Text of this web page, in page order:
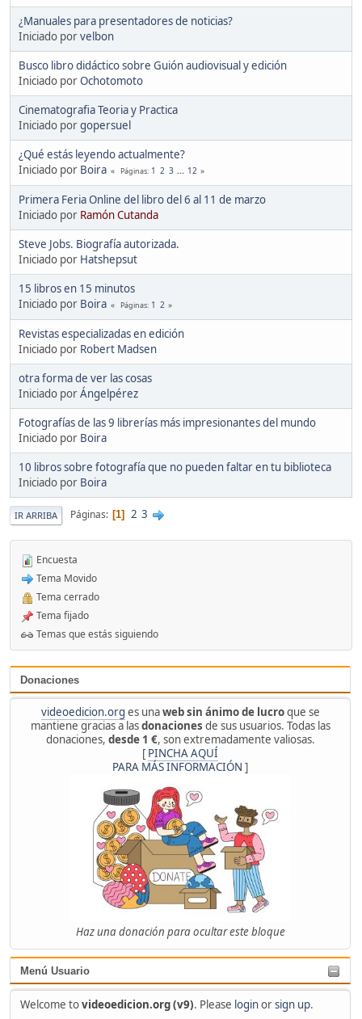
Donaciones
videoedicion.org es unaweb sin ánimo de lucroque se
mantiene gracias a lasdonaciones de sus usuarios. Todas las
donaciones, desde 1 €, son extremadamente valiosas.
[ PINCHA AQUÍ
PARA MÁS INFORMACIÓN ]
Haz una donación para ocultar este bloque
Menú Usuario
Welcome tovideoedicion.org (v9). Please loginorsign up.
¿Manuales para presentadores de noticias?
Iniciado porvelbon
Busco libro didáctico sobre Guión audiovisual y edición
Iniciado porOchotomoto
Cinematografia Teoria y Practica
Iniciado porgopersuel
¿Qué estás leyendo actualmente?
Iniciado por Boira Páginas 1 2 3 ... 12
Primera Feria Online del libro del 6 al 11 de marzo
Iniciado por Ramón Cutanda
Steve Jobs. Biografía autorizada.
Iniciado por Hatshepsut
15 libros en 15 minutos
Iniciado por Boira Páginas 1 2
Revistas especializadas en edición
Iniciado por Robert Madsen
otra forma de ver las cosas
Iniciado porÁngelpérez
Fotografías de las 9 librerías más impresionantes del mundo
Iniciado por Boira
10 libros sobre fotografía que no pueden faltar en tu biblioteca
Iniciado por Boira
IR ARRIBA Páginas 1 2 3
Encuesta
Tema Movido
Tema cerrado
Tema fijado
Temas que estás siguiendo